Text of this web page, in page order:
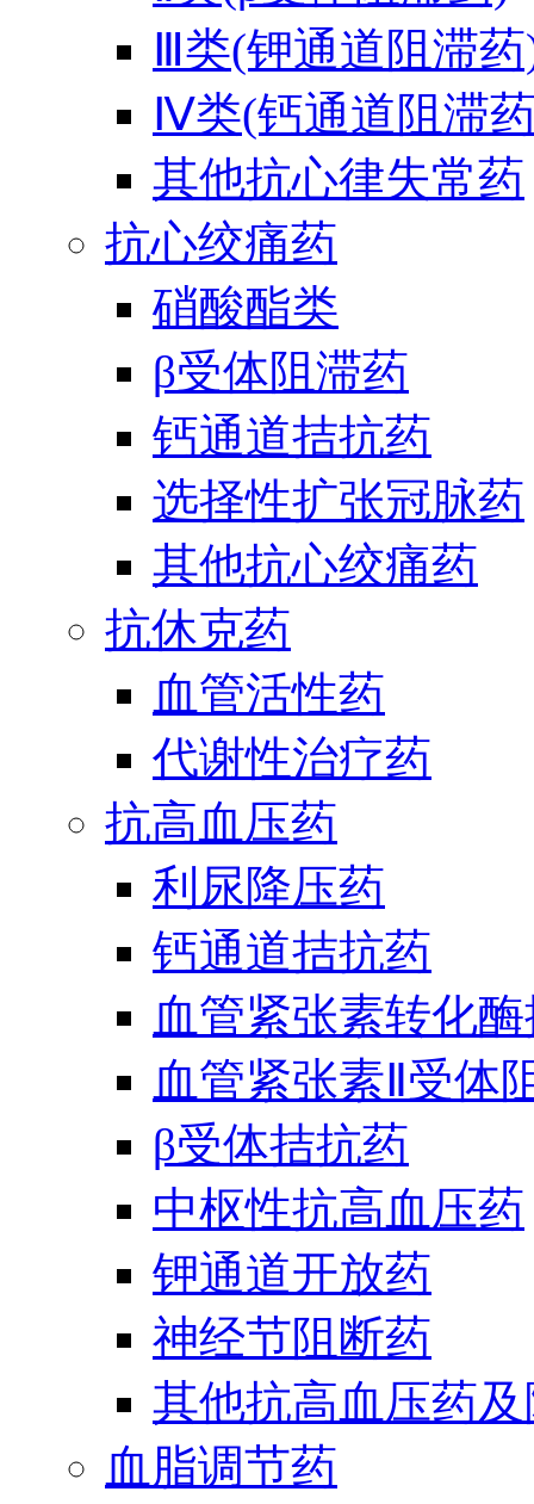
Ⅲ类(钾通道阻滞
Ⅳ类(钙通道阻滞
其他抗心律失常药
抗心绞痛药
硝酸酯类
β受体阻滞药
钙通道拮抗药
选择性扩张冠脉药
其他抗心绞痛药
抗休克药
血管活性药
代谢性治疗药
抗高血压药
利尿降压药
钙通道拮抗药
血管紧张素转化
血管紧张素Ⅱ受体
β受体拮抗药
中枢性抗高血压药
钾通道开放药
神经节阻断药
其他抗高血压药
血脂调节药